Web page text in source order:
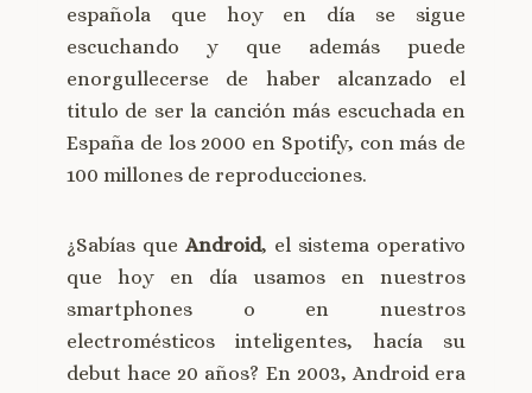
española que hoy en día se sigue
escuchando y que además puede
enorgullecerse de haber alcanzado el
titulo de ser la canción más escuchada en
España de los 2000 en Spotify, con más de
100 millones de reproducciones.
¿Sabías que Android, el sistema operativo
que hoy en día usamos en nuestros
smartphones o en nuestros
electromésticos inteligentes, hacía su
debut hace 20 años? En 2003, Android era